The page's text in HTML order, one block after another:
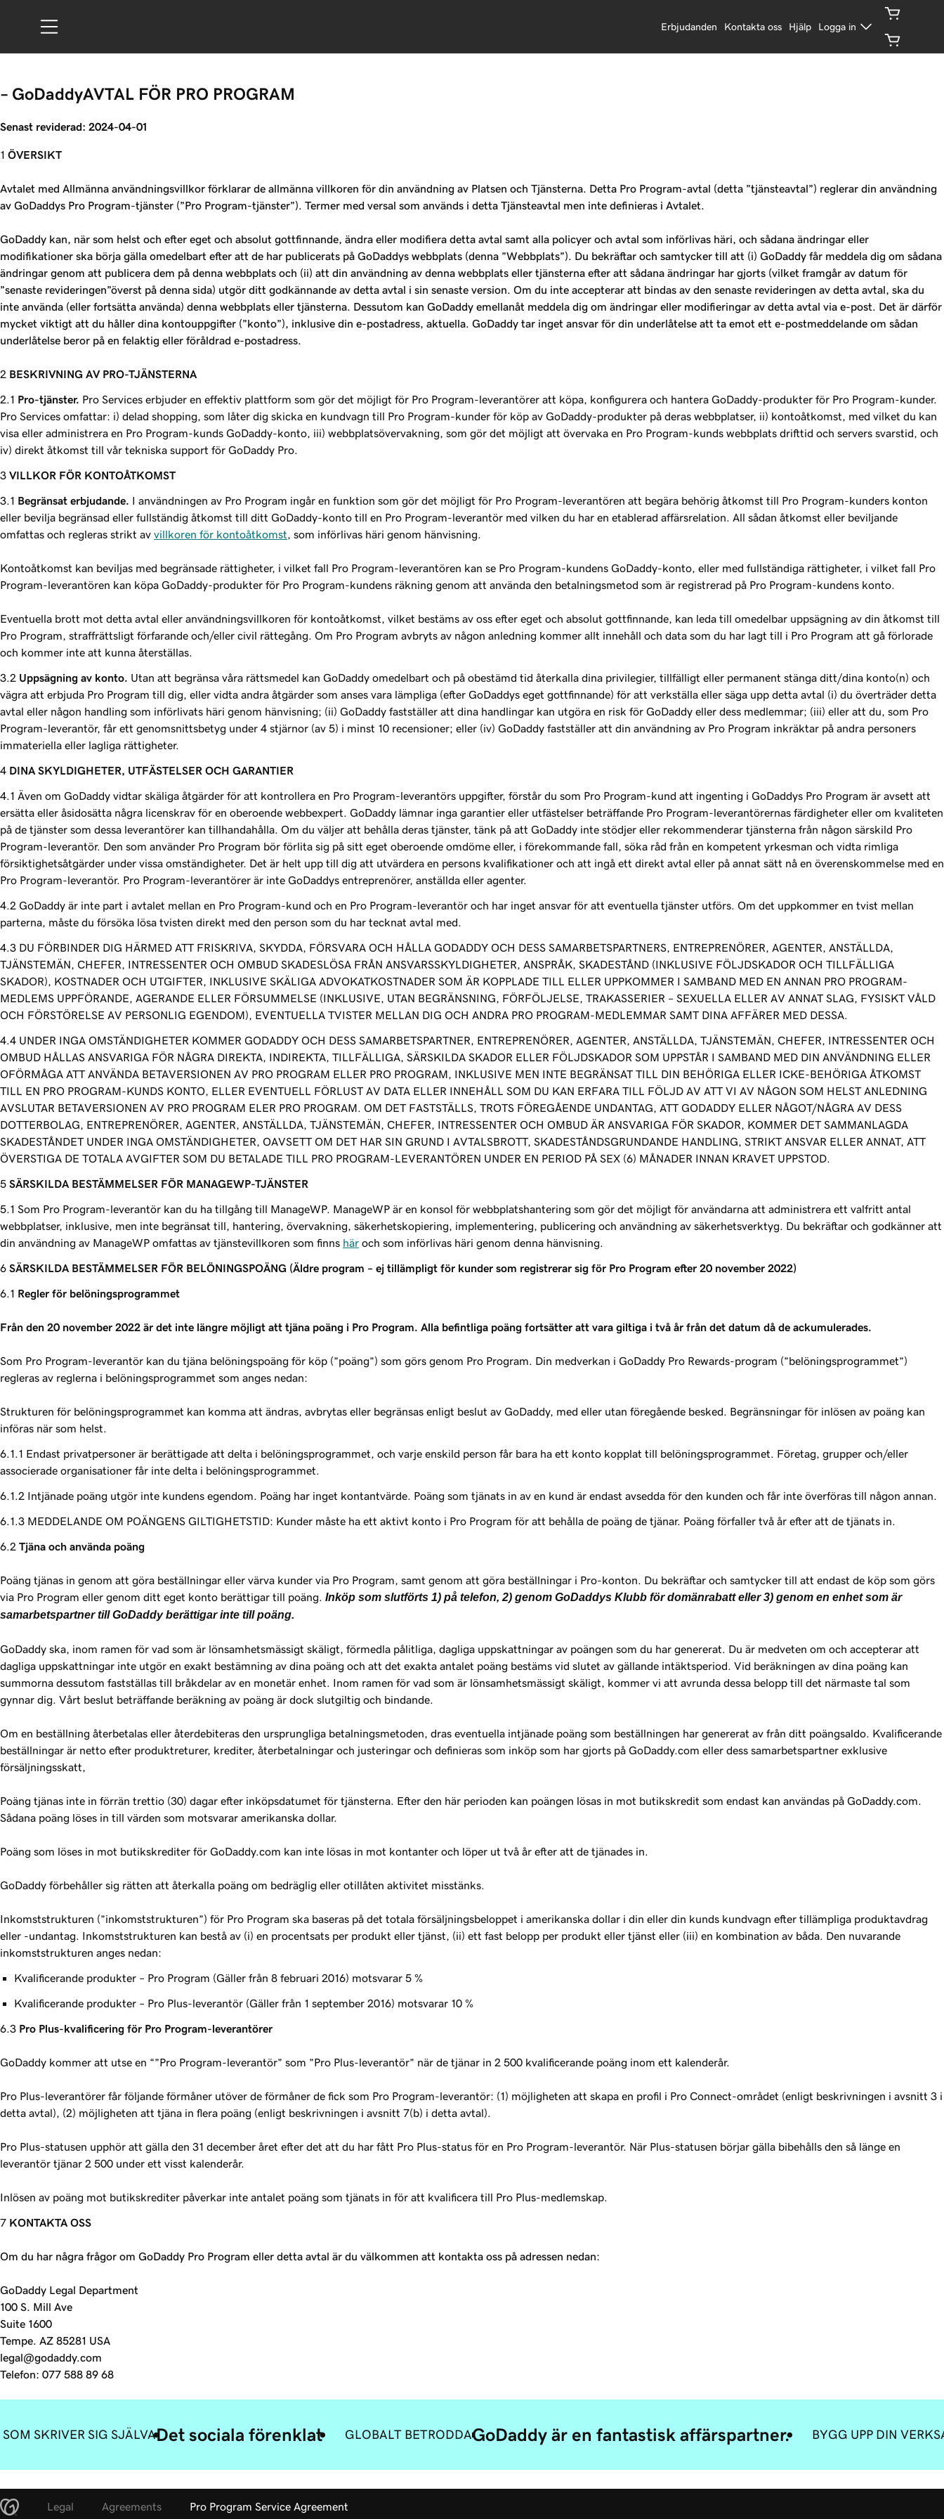
Erbjudanden Kontakta oss Hjälp Logga in
– GoDaddyAVTAL FÖR PRO PROGRAM
Senast reviderad: 2024-04-01
ÖVERSIKT
Avtalet med Allmänna användningsvillkor förklarar de allmänna villkoren för din användning av Platsen och Tjänsterna. Detta Pro Program-avtal (detta ”tjänsteavtal”) reglerar din användning
av GoDaddys Pro Program-tjänster (”Pro Program-tjänster”). Termer med versal som används i detta Tjänsteavtal men inte definieras i Avtalet.
GoDaddy kan, när som helst och efter eget och absolut gottfinnande, ändra eller modifiera detta avtal samt alla policyer och avtal som införlivas häri, och sådana ändringar eller
modifikationer ska börja gälla omedelbart efter att de har publicerats på GoDaddys webbplats (denna ”Webbplats”). Du bekräftar och samtycker till att (i) GoDaddy får meddela dig om sådana
ändringar genom att publicera dem på denna webbplats och (ii) att din användning av denna webbplats eller tjänsterna efter att sådana ändringar har gjorts (vilket framgår av datum för
”senaste revideringen”överst på denna sida) utgör ditt godkännande av detta avtal i sin senaste version. Om du inte accepterar att bindas av den senaste revideringen av detta avtal, ska du
inte använda (eller fortsätta använda) denna webbplats eller tjänsterna. Dessutom kan GoDaddy emellanåt meddela dig om ändringar eller modifieringar av detta avtal via e-post. Det är därför
mycket viktigt att du håller dina kontouppgifter (”konto”), inklusive din e-postadress, aktuella. GoDaddy tar inget ansvar för din underlåtelse att ta emot ett e-postmeddelande om sådan
underlåtelse beror på en felaktig eller föråldrad e-postadress.
BESKRIVNING AV PRO-TJÄNSTERNA
Pro-tjänster. Pro Services erbjuder en effektiv plattform som gör det möjligt för Pro Program-leverantörer att köpa, konfigurera och hantera GoDaddy-produkter för Pro Program-kunder.
Pro Services omfattar: i) delad shopping, som låter dig skicka en kundvagn till Pro Program-kunder för köp av GoDaddy-produkter på deras webbplatser, ii) kontoåtkomst, med vilket du kan
visa eller administrera en Pro Program-kunds GoDaddy-konto, iii) webbplatsövervakning, som gör det möjligt att övervaka en Pro Program-kunds webbplats drifttid och servers svarstid, och
iv) direkt åtkomst till vår tekniska support för GoDaddy Pro.
VILLKOR FÖR KONTOÅTKOMST
Begränsat erbjudande. I användningen av Pro Program ingår en funktion som gör det möjligt för Pro Program-leverantören att begära behörig åtkomst till Pro Program-kunders konton
eller bevilja begränsad eller fullständig åtkomst till ditt GoDaddy-konto till en Pro Program-leverantör med vilken du har en etablerad affärsrelation. All sådan åtkomst eller beviljande
omfattas och regleras strikt av ‌‌villkoren för kontoåtkomst , som införlivas häri genom hänvisning.
Kontoåtkomst kan beviljas med begränsade rättigheter, i vilket fall Pro Program-leverantören kan se Pro Program-kundens GoDaddy-konto, eller med fullständiga rättigheter, i vilket fall Pro
Program-leverantören kan köpa GoDaddy-produkter för Pro Program-kundens räkning genom att använda den betalningsmetod som är registrerad på Pro Program-kundens konto.
Eventuella brott mot detta avtal eller användningsvillkoren för kontoåtkomst, vilket bestäms av oss efter eget och absolut gottfinnande, kan leda till omedelbar uppsägning av din åtkomst till
Pro Program, straffrättsligt förfarande och/eller civil rättegång. Om Pro Program avbryts av någon anledning kommer allt innehåll och data som du har lagt till i Pro Program att gå förlorade
och kommer inte att kunna återställas.
Uppsägning av konto. Utan att begränsa våra rättsmedel kan GoDaddy omedelbart och på obestämd tid återkalla dina privilegier, tillfälligt eller permanent stänga ditt/dina konto(n) och
vägra att erbjuda Pro Program till dig, eller vidta andra åtgärder som anses vara lämpliga (efter GoDaddys eget gottfinnande) för att verkställa eller säga upp detta avtal (i) du överträder detta
avtal eller någon handling som införlivats häri genom hänvisning; (ii) GoDaddy fastställer att dina handlingar kan utgöra en risk för GoDaddy eller dess medlemmar; (iii) eller att du, som Pro
Program-leverantör, får ett genomsnittsbetyg under 4 stjärnor (av 5) i minst 10 recensioner; eller (iv) GoDaddy fastställer att din användning av Pro Program inkräktar på andra personers
immateriella eller lagliga rättigheter.
DINA SKYLDIGHETER, UTFÄSTELSER OCH GARANTIER
Även om GoDaddy vidtar skäliga åtgärder för att kontrollera en Pro Program-leverantörs uppgifter, förstår du som Pro Program-kund att ingenting i GoDaddys Pro Program är avsett att
ersätta eller åsidosätta några licenskrav för en oberoende webbexpert. GoDaddy lämnar inga garantier eller utfästelser beträffande Pro Program-leverantörernas färdigheter eller om kvaliteten
på de tjänster som dessa leverantörer kan tillhandahålla. Om du väljer att behålla deras tjänster, tänk på att GoDaddy inte stödjer eller rekommenderar tjänsterna från någon särskild Pro
Program-leverantör. Den som använder Pro Program bör förlita sig på sitt eget oberoende omdöme eller, i förekommande fall, söka råd från en kompetent yrkesman och vidta rimliga
försiktighetsåtgärder under vissa omständigheter. Det är helt upp till dig att utvärdera en persons kvalifikationer och att ingå ett direkt avtal eller på annat sätt nå en överenskommelse med en
Pro Program-leverantör. Pro Program-leverantörer är inte GoDaddys entreprenörer, anställda eller agenter.
GoDaddy är inte part i avtalet mellan en Pro Program-kund och en Pro Program-leverantör och har inget ansvar för att eventuella tjänster utförs. Om det uppkommer en tvist mellan
parterna, måste du försöka lösa tvisten direkt med den person som du har tecknat avtal med.
DU FÖRBINDER DIG HÄRMED ATT FRISKRIVA, SKYDDA, FÖRSVARA OCH HÅLLA GODADDY OCH DESS SAMARBETSPARTNERS, ENTREPRENÖRER, AGENTER, ANSTÄLLDA,
TJÄNSTEMÄN, CHEFER, INTRESSENTER OCH OMBUD SKADESLÖSA FRÅN ANSVARSSKYLDIGHETER, ANSPRÅK, SKADESTÅND (INKLUSIVE FÖLJDSKADOR OCH TILLFÄLLIGA
SKADOR), KOSTNADER OCH UTGIFTER, INKLUSIVE SKÄLIGA ADVOKATKOSTNADER SOM ÄR KOPPLADE TILL ELLER UPPKOMMER I SAMBAND MED EN ANNAN PRO PROGRAM-
MEDLEMS UPPFÖRANDE, AGERANDE ELLER FÖRSUMMELSE (INKLUSIVE, UTAN BEGRÄNSNING, FÖRFÖLJELSE, TRAKASSERIER – SEXUELLA ELLER AV ANNAT SLAG, FYSISKT VÅLD
OCH FÖRSTÖRELSE AV PERSONLIG EGENDOM), EVENTUELLA TVISTER MELLAN DIG OCH ANDRA PRO PROGRAM-MEDLEMMAR SAMT DINA AFFÄRER MED DESSA.
UNDER INGA OMSTÄNDIGHETER KOMMER GODADDY OCH DESS SAMARBETSPARTNER, ENTREPRENÖRER, AGENTER, ANSTÄLLDA, TJÄNSTEMÄN, CHEFER, INTRESSENTER OCH
OMBUD HÅLLAS ANSVARIGA FÖR NÅGRA DIREKTA, INDIREKTA, TILLFÄLLIGA, SÄRSKILDA SKADOR ELLER FÖLJDSKADOR SOM UPPSTÅR I SAMBAND MED DIN ANVÄNDNING ELLER
OFÖRMÅGA ATT ANVÄNDA BETAVERSIONEN AV PRO PROGRAM ELLER PRO PROGRAM, INKLUSIVE MEN INTE BEGRÄNSAT TILL DIN BEHÖRIGA ELLER ICKE-BEHÖRIGA ÅTKOMST
TILL EN PRO PROGRAM-KUNDS KONTO, ELLER EVENTUELL FÖRLUST AV DATA ELLER INNEHÅLL SOM DU KAN ERFARA TILL FÖLJD AV ATT VI AV NÅGON SOM HELST ANLEDNING
AVSLUTAR BETAVERSIONEN AV PRO PROGRAM ELER PRO PROGRAM. OM DET FASTSTÄLLS, TROTS FÖREGÅENDE UNDANTAG, ATT GODADDY ELLER NÅGOT/NÅGRA AV DESS
DOTTERBOLAG, ENTREPRENÖRER, AGENTER, ANSTÄLLDA, TJÄNSTEMÄN, CHEFER, INTRESSENTER OCH OMBUD ÄR ANSVARIGA FÖR SKADOR, KOMMER DET SAMMANLAGDA
SKADESTÅNDET UNDER INGA OMSTÄNDIGHETER, OAVSETT OM DET HAR SIN GRUND I AVTALSBROTT, SKADESTÅNDSGRUNDANDE HANDLING, STRIKT ANSVAR ELLER ANNAT, ATT
ÖVERSTIGA DE TOTALA AVGIFTER SOM DU BETALADE TILL PRO PROGRAM-LEVERANTÖREN UNDER EN PERIOD PÅ SEX (6) MÅNADER INNAN KRAVET UPPSTOD.
SÄRSKILDA BESTÄMMELSER FÖR MANAGEWP-TJÄNSTER
Som Pro Program-leverantör kan du ha tillgång till ManageWP. ManageWP är en konsol för webbplatshantering som gör det möjligt för användarna att administrera ett valfritt antal
webbplatser, inklusive, men inte begränsat till, hantering, övervakning, säkerhetskopiering, implementering, publicering och användning av säkerhetsverktyg. Du bekräftar och godkänner att
din användning av ManageWP omfattas av tjänstevillkoren som finns här och som införlivas häri genom denna hänvisning.
SÄRSKILDA BESTÄMMELSER FÖR BELÖNINGSPOÄNG (Äldre program – ej tillämpligt för kunder som registrerar sig för Pro Program efter 20 november 2022)
Regler för belöningsprogrammet
Från den 20 november 2022 är det inte längre möjligt att tjäna poäng i Pro Program. Alla befintliga poäng fortsätter att vara giltiga i två år från det datum då de ackumulerades.
Som Pro Program-leverantör kan du tjäna belöningspoäng för köp (”poäng”) som görs genom Pro Program. Din medverkan i GoDaddy Pro Rewards-program (”belöningsprogrammet”)
regleras av reglerna i belöningsprogrammet som anges nedan:
Strukturen för belöningsprogrammet kan komma att ändras, avbrytas eller begränsas enligt beslut av GoDaddy, med eller utan föregående besked. Begränsningar för inlösen av poäng kan
införas när som helst.
Endast privatpersoner är berättigade att delta i belöningsprogrammet, och varje enskild person får bara ha ett konto kopplat till belöningsprogrammet. Företag, grupper och/eller
associerade organisationer får inte delta i belöningsprogrammet.
Intjänade poäng utgör inte kundens egendom. Poäng har inget kontantvärde. Poäng som tjänats in av en kund är endast avsedda för den kunden och får inte överföras till någon annan.
MEDDELANDE OM POÄNGENS GILTIGHETSTID: Kunder måste ha ett aktivt konto i Pro Program för att behålla de poäng de tjänar. Poäng förfaller två år efter att de tjänats in.
Tjäna och använda poäng
Poäng tjänas in genom att göra beställningar eller värva kunder via Pro Program, samt genom att göra beställningar i Pro-konton. Du bekräftar och samtycker till att endast de köp som görs
via Pro Program eller genom ditt eget konto berättigar till poäng. Inköp som slutförts 1) på telefon, 2) genom GoDaddys Klubb för domänrabatt eller 3) genom en enhet som är
samarbetspartner till GoDaddy berättigar inte till poäng.
GoDaddy ska, inom ramen för vad som är lönsamhetsmässigt skäligt, förmedla pålitliga, dagliga uppskattningar av poängen som du har genererat. Du är medveten om och accepterar att
dagliga uppskattningar inte utgör en exakt bestämning av dina poäng och att det exakta antalet poäng bestäms vid slutet av gällande intäktsperiod. Vid beräkningen av dina poäng kan
summorna dessutom fastställas till bråkdelar av en monetär enhet. Inom ramen för vad som är lönsamhetsmässigt skäligt, kommer vi att avrunda dessa belopp till det närmaste tal som
gynnar dig. Vårt beslut beträffande beräkning av poäng är dock slutgiltig och bindande.
Om en beställning återbetalas eller återdebiteras den ursprungliga betalningsmetoden, dras eventuella intjänade poäng som beställningen har genererat av från ditt poängsaldo. Kvalificerande
beställningar är netto efter produktreturer, krediter, återbetalningar och justeringar och definieras som inköp som har gjorts på GoDaddy.com eller dess samarbetspartner exklusive
försäljningsskatt,
Poäng tjänas inte in förrän trettio (30) dagar efter inköpsdatumet för tjänsterna. Efter den här perioden kan poängen lösas in mot butikskredit som endast kan användas på GoDaddy.com.
Sådana poäng löses in till värden som motsvarar amerikanska dollar.
Poäng som löses in mot butikskrediter för GoDaddy.com kan inte lösas in mot kontanter och löper ut två år efter att de tjänades in.
GoDaddy förbehåller sig rätten att återkalla poäng om bedräglig eller otillåten aktivitet misstänks.
Inkomststrukturen (”inkomststrukturen”) för Pro Program ska baseras på det totala försäljningsbeloppet i amerikanska dollar i din eller din kunds kundvagn efter tillämpliga produktavdrag
eller -undantag. Inkomststrukturen kan bestå av (i) en procentsats per produkt eller tjänst, (ii) ett fast belopp per produkt eller tjänst eller (iii) en kombination av båda. Den nuvarande
inkomststrukturen anges nedan:
Kvalificerande produkter – Pro Program (Gäller från 8 februari 2016) motsvarar 5 %
Kvalificerande produkter – Pro Plus-leverantör (Gäller från 1 september 2016) motsvarar 10 %
Pro Plus-kvalificering för Pro Program-leverantörer
GoDaddy kommer att utse en “”Pro Program-leverantör” som ”Pro Plus-leverantör” när de tjänar in 2 500 kvalificerande poäng inom ett kalenderår.
Pro Plus-leverantörer får följande förmåner utöver de förmåner de fick som Pro Program-leverantör: (1) möjligheten att skapa en profil i Pro Connect-området (enligt beskrivningen i avsnitt 3 i
detta avtal), (2) möjligheten att tjäna in flera poäng (enligt beskrivningen i avsnitt 7(b) i detta avtal).
Pro Plus-statusen upphör att gälla den 31 december året efter det att du har fått Pro Plus-status för en Pro Program-leverantör. När Plus-statusen börjar gälla bibehålls den så länge en
leverantör tjänar 2 500 under ett visst kalenderår.
Inlösen av poäng mot butikskrediter påverkar inte antalet poäng som tjänats in för att kvalificera till Pro Plus-medlemskap.
KONTAKTA OSS
Om du har några frågor om GoDaddy Pro Program eller detta avtal är du välkommen att kontakta oss på adressen nedan:
GoDaddy Legal Department
100 S. Mill Ave
Suite 1600
Tempe. AZ 85281 USA
legal@godaddy.com
Telefon: 077 588 89 68
SOM SKRIVER SIG SJÄLVADet sociala förenklat GLOBALT BETRODDAGoDaddy är en fantastisk affärspartner. BYGG UPP DIN
Legal Agreements Pro Program Service Agreement